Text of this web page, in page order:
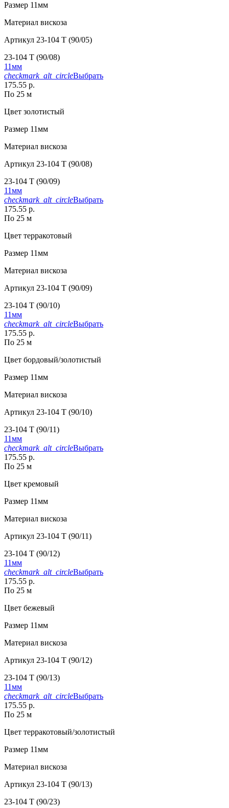
Размер 11мм
Материал вискоза
Артикул 23-104 T (90/05)
23-104 T (90/08)
11мм
checkmark_alt_circleВыбрать
175.55 р.
По 25 м
Цвет золотистый
Размер 11мм
Материал вискоза
Артикул 23-104 T (90/08)
23-104 T (90/09)
11мм
checkmark_alt_circleВыбрать
175.55 р.
По 25 м
Цвет терракотовый
Размер 11мм
Материал вискоза
Артикул 23-104 T (90/09)
23-104 T (90/10)
11мм
checkmark_alt_circleВыбрать
175.55 р.
По 25 м
Цвет бордовый/золотистый
Размер 11мм
Материал вискоза
Артикул 23-104 T (90/10)
23-104 T (90/11)
11мм
checkmark_alt_circleВыбрать
175.55 р.
По 25 м
Цвет кремовый
Размер 11мм
Материал вискоза
Артикул 23-104 T (90/11)
23-104 T (90/12)
11мм
checkmark_alt_circleВыбрать
175.55 р.
По 25 м
Цвет бежевый
Размер 11мм
Материал вискоза
Артикул 23-104 T (90/12)
23-104 T (90/13)
11мм
checkmark_alt_circleВыбрать
175.55 р.
По 25 м
Цвет терракотовый/золотистый
Размер 11мм
Материал вискоза
Артикул 23-104 T (90/13)
23-104 T (90/23)